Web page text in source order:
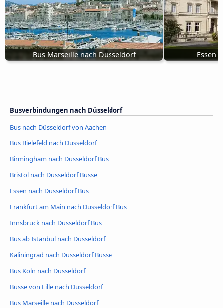
Bus Marseille nach Düsseldorf Essen
Busverbindungen nach Düsseldorf
Bus nach Düsseldorf von Aachen
Bus Bielefeld nach Düsseldorf
Birmingham nach Düsseldorf Bus
Bristol nach Düsseldorf Busse
Essen nach Düsseldorf Bus
Frankfurt am Main nach Düsseldorf Bus
Innsbruck nach Düsseldorf Bus
Bus ab Istanbul nach Düsseldorf
Kaliningrad nach Düsseldorf Busse
Bus Köln nach Düsseldorf
Busse von Lille nach Düsseldorf
Bus Marseille nach Düsseldorf